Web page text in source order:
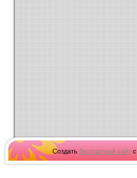
Создать бесплатный сайтс